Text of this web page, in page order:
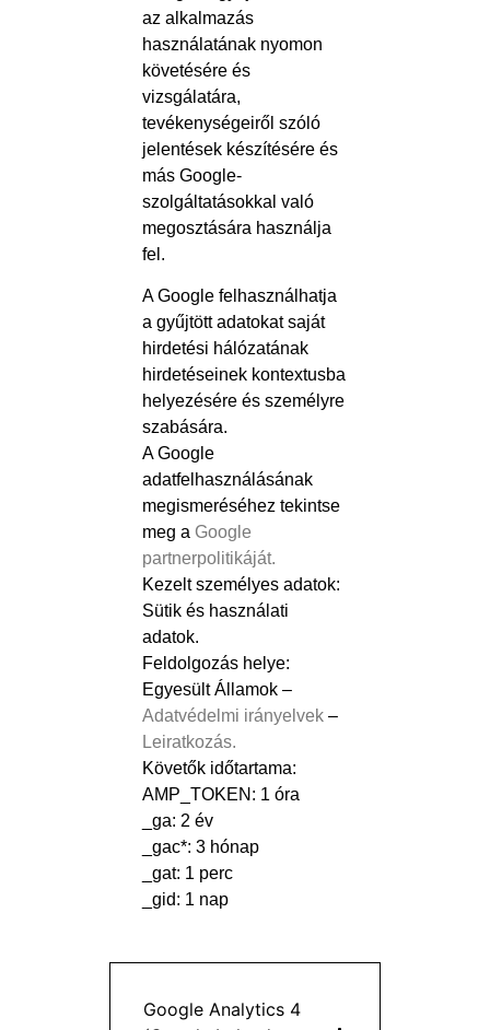
az alkalmazás
használatának nyomon
követésére és
vizsgálatára,
tevékenységeiről szóló
jelentések készítésére és
más Google-
szolgáltatásokkal való
megosztására használja
fel.
A Google felhasználhatja
a gyűjtött adatokat saját
hirdetési hálózatának
hirdetéseinek kontextusba
helyezésére és személyre
szabására.
A Google
adatfelhasználásának
megismeréséhez tekintse
meg a Google
partnerpolitikáját.
Kezelt személyes adatok:
Sütik és használati
adatok.
Feldolgozás helye:
Egyesült Államok –
Adatvédelmi irányelvek –
Leiratkozás.
Követők időtartama:
AMP_TOKEN: 1 óra
_ga: 2 év
_gac*: 3 hónap
_gat: 1 perc
_gid: 1 nap
Google Analytics 4